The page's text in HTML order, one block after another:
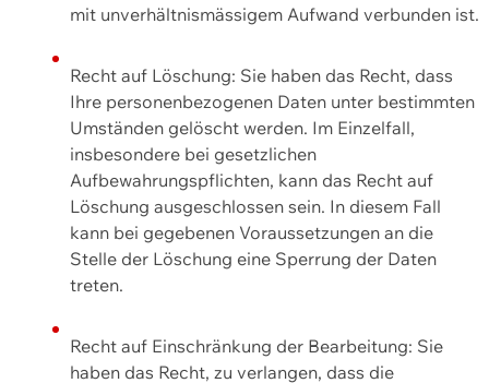
mit unverhältnismässigem Aufwand verbunden ist.
Recht auf Löschung: Sie haben das Recht, dass
Ihre personenbezogenen Daten unter bestimmten
Umständen gelöscht werden. Im Einzelfall,
insbesondere bei gesetzlichen
Aufbewahrungspflichten, kann das Recht auf
Löschung ausgeschlossen sein. In diesem Fall
kann bei gegebenen Voraussetzungen an die
Stelle der Löschung eine Sperrung der Daten
treten.
Recht auf Einschränkung der Bearbeitung: Sie
haben das Recht, zu verlangen, dass die